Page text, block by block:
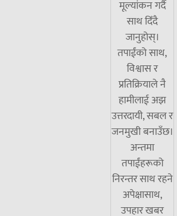
मूल्यांकन गर्दै
साथ दिँदै
जानुहोस्।
तपाईंको साथ,
विश्वास र
प्रतिक्रियाले नै
हामीलाई अझ
उत्तरदायी, सबल र
जनमुखी बनाउँछ।
अन्तमा
तपाईंहरूको
निरन्तर साथ रहने
अपेक्षासाथ,
उपहार खबर